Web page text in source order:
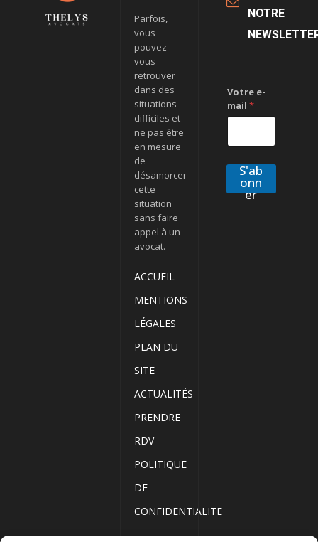
Parfois,
vous
pouvez
vous
retrouver
dans des
situations
difficiles et
ne pas être
en mesure
de
désamorcer
cette
situation
sans faire
appel à un
avocat.
ACCUEIL
MENTIONS
LÉGALES
PLAN DU
SITE
ACTUALITÉS
PRENDRE
RDV
POLITIQUE
DE
CONFIDENTIALITE
NOTRE
Votre e-
mail *
S'ab
onn
er